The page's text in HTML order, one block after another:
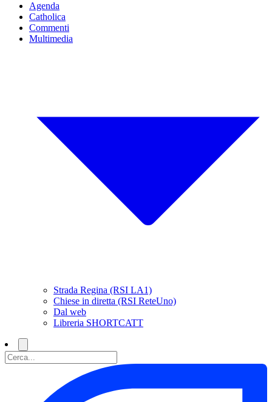
Agenda
Catholica
Commenti
Multimedia
Strada Regina (RSI LA1)
Chiese in diretta (RSI ReteUno)
Dal web
Libreria SHORTCATT